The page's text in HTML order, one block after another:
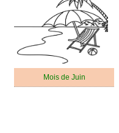
Mois de Juin